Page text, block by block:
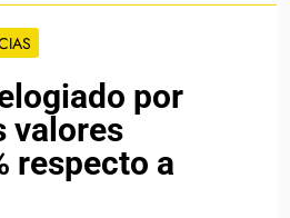
por
valores
respecto a